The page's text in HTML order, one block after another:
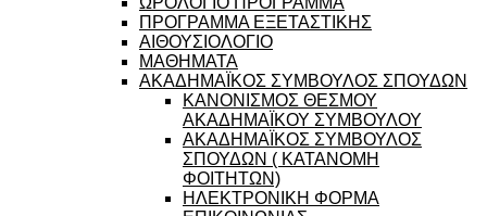
ΠΡΟΓΡΑΜΜΑ ΕΞΕΤΑΣΤΙΚΗΣ
ΑΙΘΟΥΣΙΟΛΟΓΙΟ
ΜΑΘΗΜΑΤΑ
ΑΚΑΔΗΜΑΪΚΟΣ ΣΥΜΒΟΥΛΟΣ ΣΠΟΥΔΩΝ
ΚΑΝΟΝΙΣΜΟΣ ΘΕΣΜΟΥ
ΑΚΑΔΗΜΑΪΚΟΥ ΣΥΜΒΟΥΛΟΥ
ΑΚΑΔΗΜΑΪΚΟΣ ΣΥΜΒΟΥΛΟΣ
ΣΠΟΥΔΩΝ ( ΚΑΤΑΝΟΜΗ
ΦΟΙΤΗΤΩΝ)
ΗΛΕΚΤΡΟΝΙΚΗ ΦΟΡΜΑ